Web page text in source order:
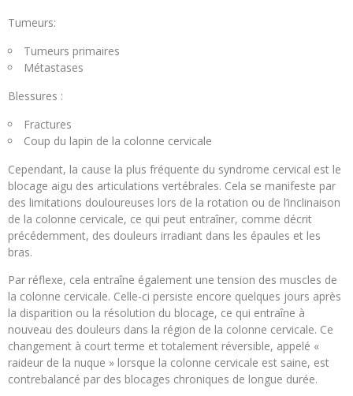
Tumeurs:
Tumeurs primaires
Métastases
Blessures :
Fractures
Coup du lapin de la colonne cervicale
Cependant, la cause la plus fréquente du syndrome cervical est le
blocage aigu des articulations vertébrales. Cela se manifeste par
des limitations douloureuses lors de la rotation ou de l’inclinaison
de la colonne cervicale, ce qui peut entraîner, comme décrit
précédemment, des douleurs irradiant dans les épaules et les
bras.
Par réflexe, cela entraîne également une tension des muscles de
la colonne cervicale. Celle-ci persiste encore quelques jours après
la disparition ou la résolution du blocage, ce qui entraîne à
nouveau des douleurs dans la région de la colonne cervicale. Ce
changement à court terme et totalement réversible, appelé «
raideur de la nuque » lorsque la colonne cervicale est saine, est
contrebalancé par des blocages chroniques de longue durée.